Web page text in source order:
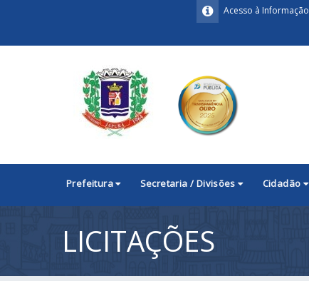
Acesso à Informação
Prefeitura Secretaria / Divisões Cidadão
LICITAÇÕES